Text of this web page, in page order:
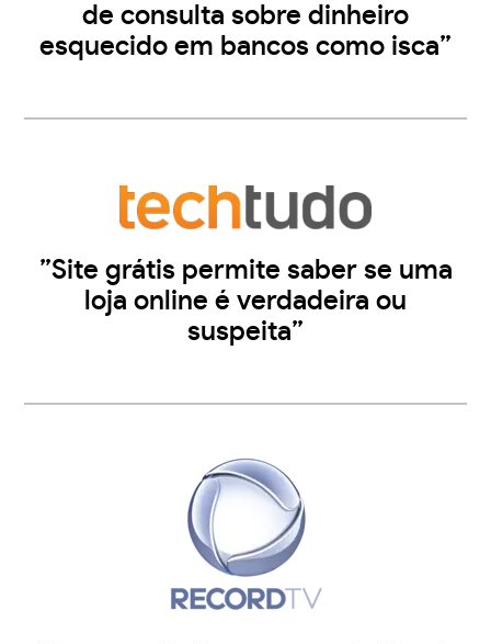
de consulta sobre dinheiro
esquecido em bancos como isca”
”Site grátis permite saber se uma
loja online é verdadeira ou
suspeita”